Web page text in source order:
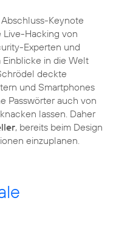
Keynote
Hacking von
Experten und
Einblicke in die Welt
deckte
und Smartphones
Passwörter auch von
lassen. Daher
, bereits beim Design
einzuplanen.